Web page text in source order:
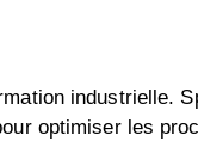
industrielle.
optimiser les